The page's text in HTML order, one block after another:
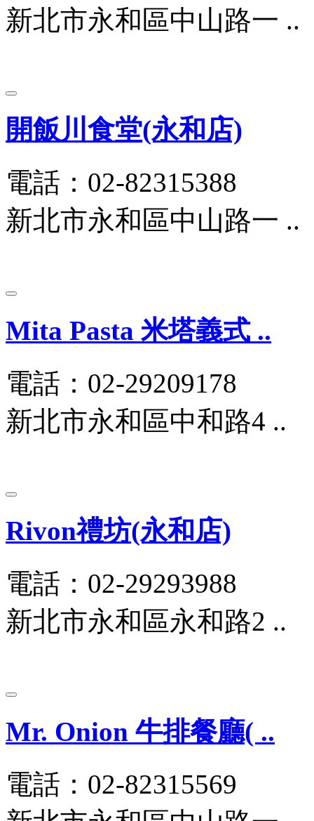
新北市永和區中山路一 ..
開飯川食堂(永和店)
電話：02-82315388
新北市永和區中山路一 ..
Mita Pasta 米塔義式 ..
電話：02-29209178
新北市永和區中和路4 ..
Rivon禮坊(永和店)
電話：02-29293988
新北市永和區永和路2 ..
Mr. Onion 牛排餐廳( ..
電話：02-82315569